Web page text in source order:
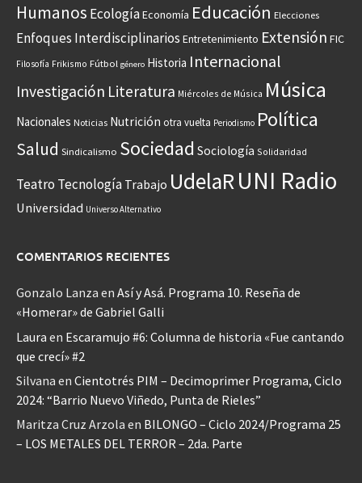
Humanos EcologíaEconomía Educación Elecciones
Enfoques Interdisciplinarios Entretenimiento Extensión FIC
Filosofía Frikismo Fútbol género Historia Internacional
Investigación Literatura Miércoles de Música Música
Nacionales Noticias Nutrición otra vuelta Periodismo Política
Salud Sindicalismo Sociedad Sociología Solidaridad
Teatro Tecnología Trabajo UdelaRUNI Radio
Universidad Universo Alternativo
COMENTARIOS RECIENTES
Gonzalo Lanza en Así y Asá. Programa 10. Reseña de
«Homerar» de Gabriel Galli
Laura en Escaramujo #6: Columna de historia «Fue cantando
que crecí» #2
Silvana en Cientotrés PIM – Decimoprimer Programa, Ciclo
2024: “Barrio Nuevo Viñedo, Punta de Rieles”
Maritza Cruz Arzola en BILONGO – Ciclo 2024/Programa 25
– LOS METALES DEL TERROR – 2da. Parte